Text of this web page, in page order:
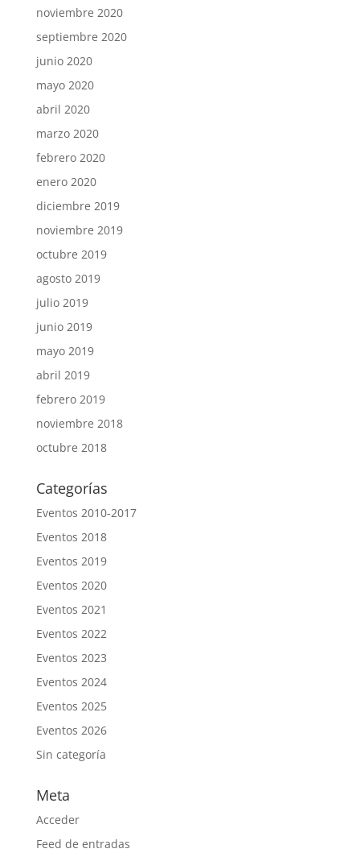
noviembre 2020
septiembre 2020
junio 2020
mayo 2020
abril 2020
marzo 2020
febrero 2020
enero 2020
diciembre 2019
noviembre 2019
octubre 2019
agosto 2019
julio 2019
junio 2019
mayo 2019
abril 2019
febrero 2019
noviembre 2018
octubre 2018
Categorías
Eventos 2010-2017
Eventos 2018
Eventos 2019
Eventos 2020
Eventos 2021
Eventos 2022
Eventos 2023
Eventos 2024
Eventos 2025
Eventos 2026
Sin categoría
Meta
Acceder
Feed de entradas